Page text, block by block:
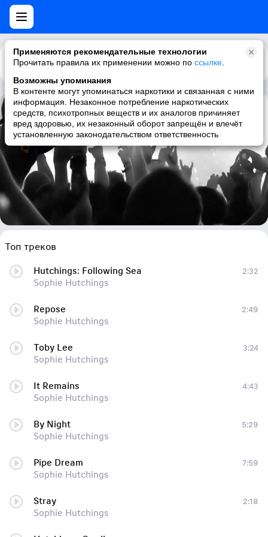
Применяются рекомендательные технологии
Прочитать правила их применении можно по ссылке
Возможны упоминания
В контенте могут упоминаться наркотики и связанная с ними
информация. Незаконное потребление наркотических
средств, психотропных веществ и их аналогов причиняет
вред здоровью, их незаконный оборот запрещён и влечёт
установленную законодательством ответственность
Каталог Рекомендации
Sophie Hutchings
Топ треков
Hutchings: Following Sea
Sophie Hutchings
2:32
Repose
Sophie Hutchings
2:49
Toby Lee
Sophie Hutchings
3:24
It Remains
Sophie Hutchings
4:43
By Night
Sophie Hutchings
5:29
Pipe Dream
Sophie Hutchings
7:59
Stray
Sophie Hutchings
2:18